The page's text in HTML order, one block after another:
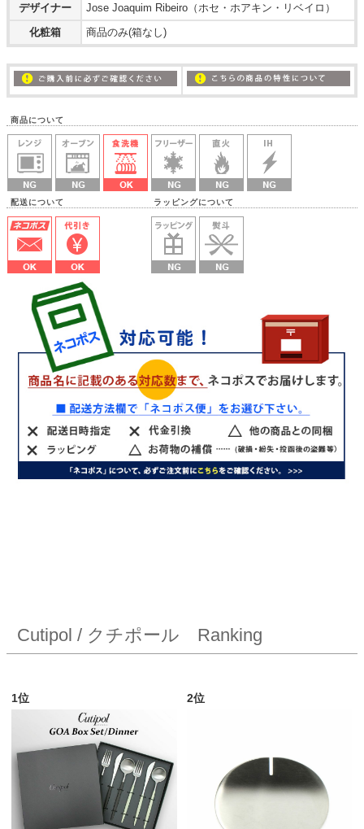
デザイナー
Jose Joaquim Ribeiro（ホセ・ホアキン・リベイロ）
化粧箱
商品のみ(箱なし)
商品について
配送について ラッピングについて